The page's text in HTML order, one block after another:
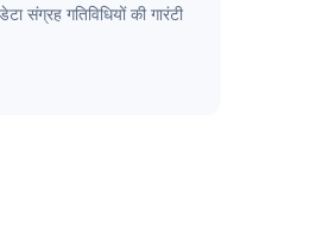
संग्रह गतिविधियों की गारंटी